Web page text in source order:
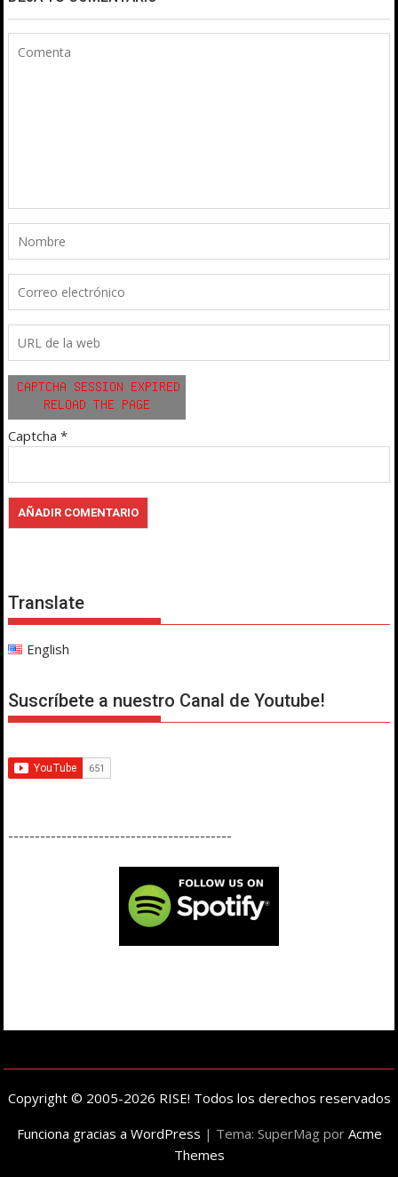
Captcha *
Translate
English
Suscríbete a nuestro Canal de Youtube!
------------------------------------------
Copyright © 2005-2026 RISE! Todos los derechos reservados
Funciona gracias a WordPress | Tema: SuperMag por Acme
Themes